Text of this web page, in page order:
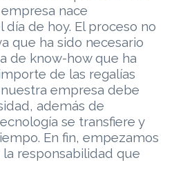
nace
de hoy. El proceso no
que ha sido necesario
de know-how que ha
de las regalías
empresa debe
además de
se transfiere y
En fin, empezamos
la responsabilidad que